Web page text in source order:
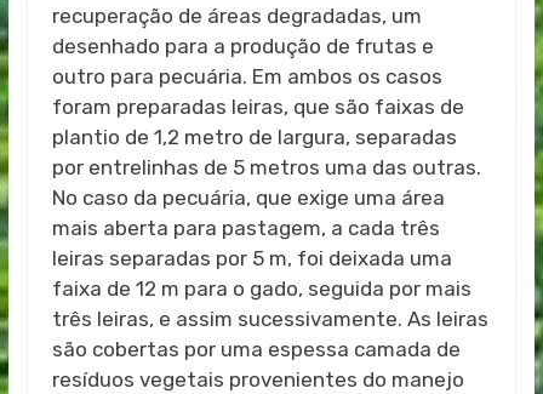
recuperação de áreas degradadas, um
desenhado para a produção de frutas e
outro para pecuária. Em ambos os casos
foram preparadas leiras, que são faixas de
plantio de 1,2 metro de largura, separadas
por entrelinhas de 5 metros uma das outras.
No caso da pecuária, que exige uma área
mais aberta para pastagem, a cada três
leiras separadas por 5 m, foi deixada uma
faixa de 12 m para o gado, seguida por mais
três leiras, e assim sucessivamente. As leiras
são cobertas por uma espessa camada de
resíduos vegetais provenientes do manejo